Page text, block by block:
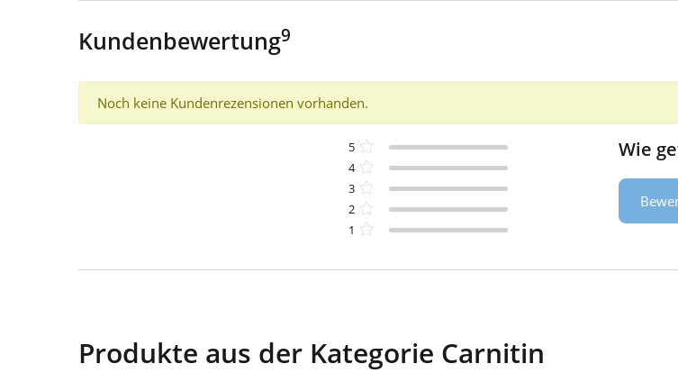
Kundenbewertung9
Noch keine Kundenrezensionen vorhanden.
5
4
3
2
1
Wie
Produkte aus der Kategorie Carnitin